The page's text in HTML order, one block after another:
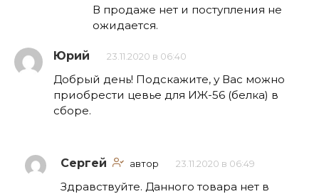
В продаже нет и поступления не
ожидается.
Юрий 23.11.2020 в 06:40
Добрый день! Подскажите, у Вас можно
приобрести цевье для ИЖ-56 (белка) в
сборе.
Сергей автор 23.11.2020 в 06:49
Здравствуйте. Данного товара нет в